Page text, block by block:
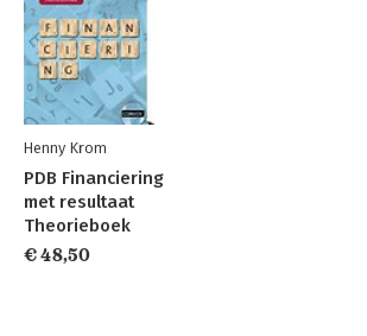
Henny Krom
PDB Financiering
met resultaat
Theorieboek
€ 48,50